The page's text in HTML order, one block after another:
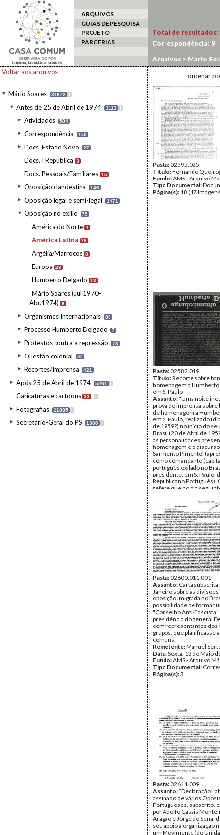
ARQUIVOS
GUIAS DE PESQUISA
PROJETO
PARCERIAS
Voltar aos arquivos
Mário Soares 31672 I
Antes de 25 de Abril de 1974 3113 I
Atividades 584
Correspondência 150
Docs. Estado Novo 27
Docs. I República 3
Docs. Pessoais/Familiares 15
Oposição clandestina 146
Oposição legal e semi-legal 1471
Oposição no exílio 79
América do Norte 1
América Latina 28
Argélia/Marrocos 8
Europa 23
Humberto Delgado 13
Mário Soares (Jul.1970-
Abr.1974)
6
Organismos Internacionais 89
Processo Humberto Delgado 7
Protestos contra a repressão 73
Questão colonial 48
Recortes/Imprensa 421
Após 25 de Abril de 1974 5261 I
Caricaturas e cartoons 33 I
Fotografias 21885 I
Secretário-Geral do PS 1380 I
Total de resultados:
Correspondência: 9
Arquivos > Mário
ordenar
Pasta:02595.025
Título:Fernando
Fundo:AMS - Arquivo
Tipo Documental:
Página(s): 18 (17
Pasta:02582.019
Título:Recorte sobre
homenagem a Humberto
em S. Paulo
Assunto:"Uma noite
prova de imprensa sobre
de homenagem a
em S. Paulo, realizado
de 1959?) no início do
Brasil (20 de Abril de
as personalidades
homenagem e o
Sarmento Pimentel
como comandante
português exilado no
presidente, em S. Paulo,
Republicano Português).
refere que no dia
recepção no jornal
Paulo", com o título "A
portuguesa anuncia o
revolucionária do seu
Data:c. Maio de 1959
Fundo:AMS - Arquivo
Tipo Documental:
Página(s):2
Pasta:02600.011.001
Assunto: Carta subscrita
Janeiro sobre as divisões
oposição imigrada no
possibilidade de formar
"Conselho Anti-Fascista",
presidência do general
com representantes dos
grupos, que planificasse
comuns.
Remetente:Manuel
Data:Sexta, 13 de Maio
Fundo:AMS - Arquivo
Tipo Documental:
Página(s):3
Pasta:02611.009
Assunto: “Declaração”,
assinado de vários
Portugueses, subscrito,
por Adolfo Casais
Aragão e Jorge de Sena,
seu apoio à organização
um Movimento (de